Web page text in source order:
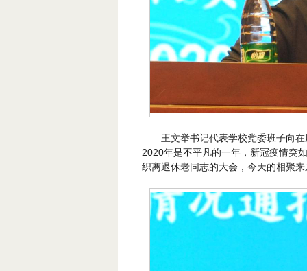
王文举书记代表学校党委班子向
2020年是不平凡的一年，新冠疫情突
织离退休老同志的大会，今天的相聚